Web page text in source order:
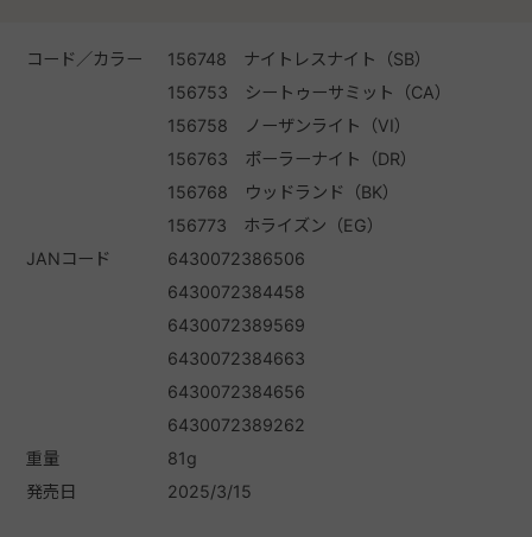
コード／カラー
156748 ナイトレスナイト（SB）
156753 シートゥーサミット（CA）
156758 ノーザンライト（VI）
156763 ポーラーナイト（DR）
156768 ウッドランド（BK）
156773 ホライズン（EG）
JANコード
6430072386506
6430072384458
6430072389569
6430072384663
6430072384656
6430072389262
重量
81g
発売日
2025/3/15